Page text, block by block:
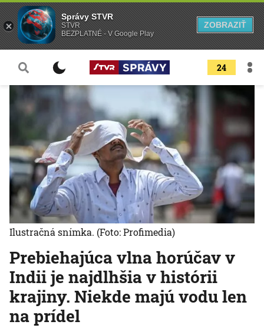
24
Prebiehajúca vlna horúčav v
Indii je najdlhšia v histórii
krajiny. Niekde majú vodu len
na prídel
Ilustračná snímka. (Foto: Profimedia)
Správy STVR
STVR
BEZPLATNÉ - V Google Play
ZOBRAZIŤ